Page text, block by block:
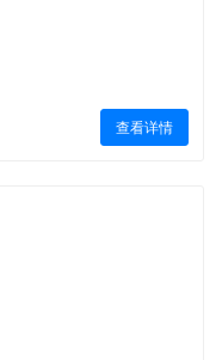
查看详情